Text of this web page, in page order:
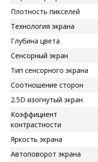
Плотность пикселей
Технология экрана
Глубина цвета
Сенсорный экран
Тип сенсорного экрана
Соотношение сторон
2.5D изогнутый экран
Коэффициент
контрастности
Яркость экрана
Автоповорот экрана